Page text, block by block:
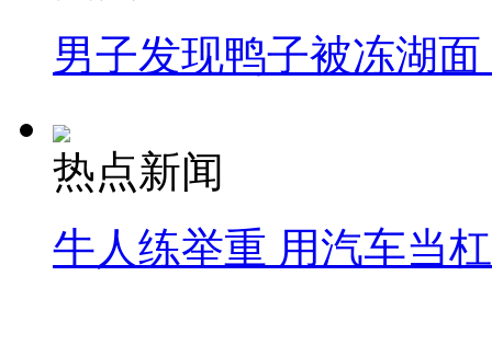
男子发现鸭子被冻湖
热点新闻
牛人练举重 用汽车当